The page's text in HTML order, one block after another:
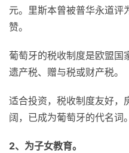
元。里斯本曾被普华永道评
赞。
葡萄牙的税收制度是欧盟国
遗产税、赠与税或财产税。
适合投资，税收制度友好，
阔，已成为葡萄牙的代名词。
2、为子女教育。